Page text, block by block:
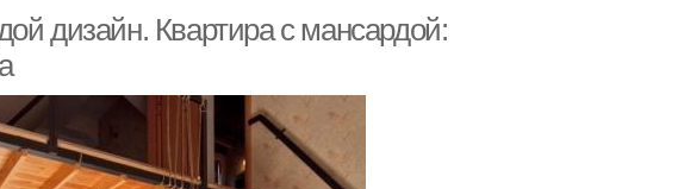
дизайн. Квартира с мансардой: